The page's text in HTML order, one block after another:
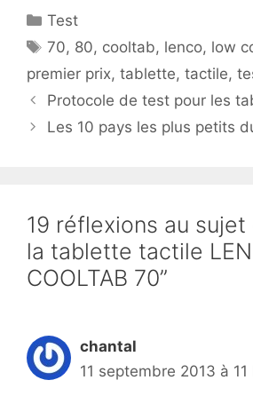
Catégories
Test
Étiquettes
70, 80, cooltab, lenco, low
premier prix, tablette, tactile,
Protocole de test pour les
Les 10 pays les plus petits
19 réflexions au sujet
la tablette tactile
COOLTAB 70”
chantal
11 septembre 2013 à 11